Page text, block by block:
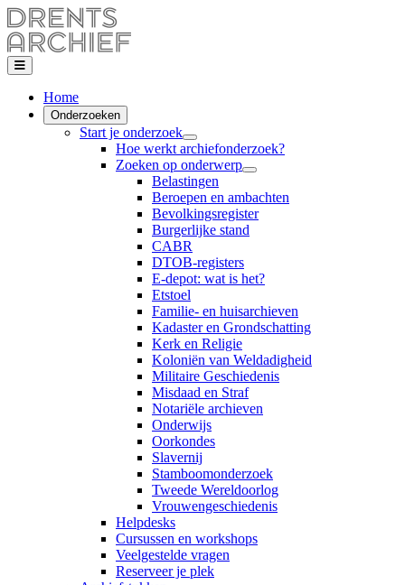
Home
Onderzoeken
Start je onderzoek
Hoe werkt archiefonderzoek?
Zoeken op onderwerp
Belastingen
Beroepen en ambachten
Bevolkingsregister
Burgerlijke stand
CABR
DTOB-registers
E-depot: wat is het?
Etstoel
Familie- en huisarchieven
Kadaster en Grondschatting
Kerk en Religie
Koloniën van Weldadigheid
Militaire Geschiedenis
Misdaad en Straf
Notariële archieven
Onderwijs
Oorkondes
Slavernij
Stamboomonderzoek
Tweede Wereldoorlog
Vrouwengeschiedenis
Helpdesks
Cursussen en workshops
Veelgestelde vragen
Reserveer je plek